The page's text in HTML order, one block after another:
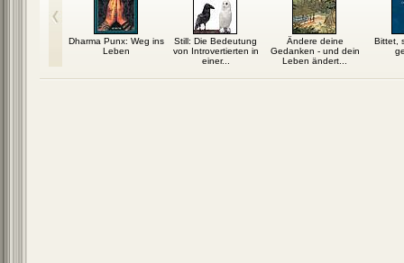
Dharma Punx: Weg ins
Leben
Still: Die Bedeutung
von Introvertierten in
einer...
Ändere deine
Gedanken - und dein
Leben ändert...
Bittet,